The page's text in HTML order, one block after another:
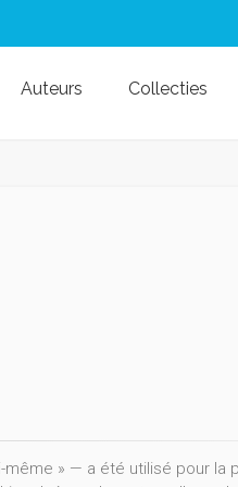
Auteurs Collecties
» — a été utilisé pour la